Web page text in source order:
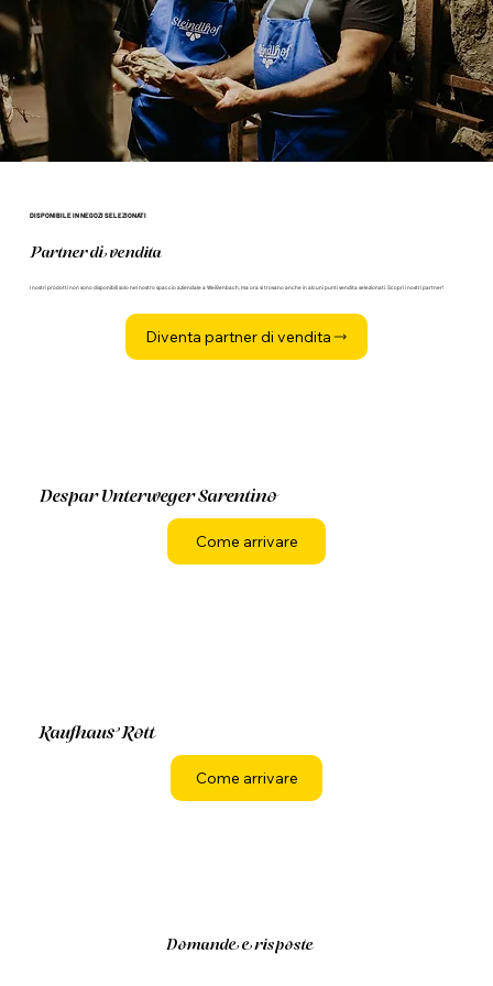
DISPONIBILE IN NEGOZI SELEZIONATI
Partner di vendita
I nostri prodotti non sono disponibili solo nel nostro spaccio aziendale a Weißenbach, ma ora si trovano anche in alcuni punti vendita selezionati. Scopri i nostri partner!
Diventa partner di vendita
Despar Unterweger Sarentino
Come arrivare
Kaufhaus Rott
Come arrivare
Domande e risposte